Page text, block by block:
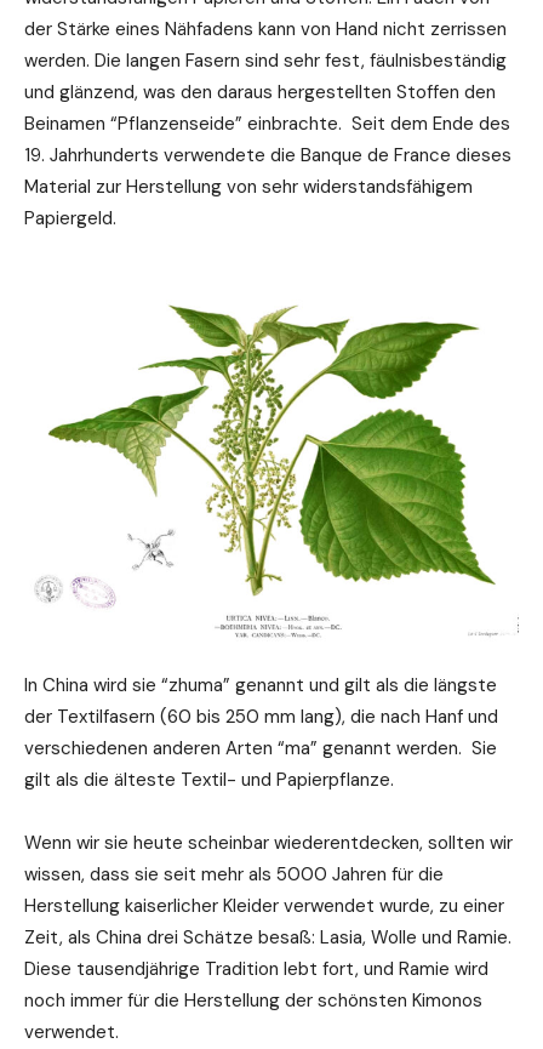
der Stärke eines Nähfadens kann von Hand nicht zerrissen
werden. Die langen Fasern sind sehr fest, fäulnisbeständig
und glänzend, was den daraus hergestellten Stoffen den
Beinamen “Pflanzenseide” einbrachte. Seit dem Ende des
19. Jahrhunderts verwendete die Banque de France dieses
Material zur Herstellung von sehr widerstandsfähigem
Papiergeld.
In China wird sie “zhuma” genannt und gilt als die längste
der Textilfasern (60 bis 250 mm lang), die nach Hanf und
verschiedenen anderen Arten “ma” genannt werden. Sie
gilt als die älteste Textil- und Papierpflanze.
Wenn wir sie heute scheinbar wiederentdecken, sollten wir
wissen, dass sie seit mehr als 5000 Jahren für die
Herstellung kaiserlicher Kleider verwendet wurde, zu einer
Zeit, als China drei Schätze besaß: Lasia, Wolle und Ramie.
Diese tausendjährige Tradition lebt fort, und Ramie wird
noch immer für die Herstellung der schönsten Kimonos
verwendet.